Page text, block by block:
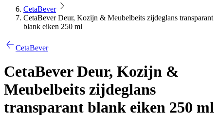
CetaBever
CetaBever Deur, Kozijn & Meubelbeits zijdeglans transparant
blank eiken 250 ml
CetaBever
CetaBever Deur, Kozijn &
Meubelbeits zijdeglans
transparant blank eiken 250 ml